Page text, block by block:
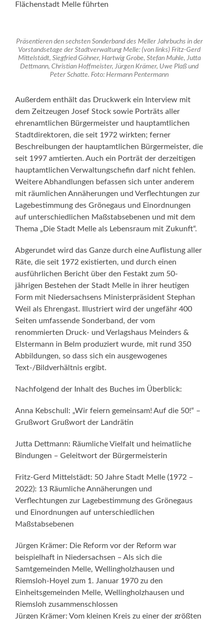
Flächenstadt Melle führten
Präsentieren den sechsten Sonderband des Meller Jahrbuchs in der
Vorstandsetage der Stadtverwaltung Melle: (von links) Fritz-Gerd
Mittelstädt, Siegfried Göhner, Hartwig Grobe, Stefan Muhle, Jutta
Dettmann, Christian Hoffmeister, Jürgen Krämer, Uwe Plaß und
Peter Schatte. Foto: Hermann Pentermann
Außerdem enthält das Druckwerk ein Interview mit
dem Zeitzeugen Josef Stock sowie Porträts aller
ehrenamtlichen Bürgermeister und hauptamtlichen
Stadtdirektoren, die seit 1972 wirkten; ferner
Beschreibungen der hauptamtlichen Bürgermeister, die
seit 1997 amtierten. Auch ein Porträt der derzeitigen
hauptamtlichen Verwaltungschefin darf nicht fehlen.
Weitere Abhandlungen befassen sich unter anderem
mit räumlichen Annäherungen und Verflechtungen zur
Lagebestimmung des Grönegaus und Einordnungen
auf unterschiedlichen Maßstabsebenen und mit dem
Thema „Die Stadt Melle als Lebensraum mit Zukunft“.
Abgerundet wird das Ganze durch eine Auflistung aller
Räte, die seit 1972 existierten, und durch einen
ausführlichen Bericht über den Festakt zum 50-
jährigen Bestehen der Stadt Melle in ihrer heutigen
Form mit Niedersachsens Ministerpräsident Stephan
Weil als Ehrengast. Illustriert wird der ungefähr 400
Seiten umfassende Sonderband, der vom
renommierten Druck- und Verlagshaus Meinders &
Elstermann in Belm produziert wurde, mit rund 350
Abbildungen, so dass sich ein ausgewogenes
Text-/Bildverhältnis ergibt.
Nachfolgend der Inhalt des Buches im Überblick:
Anna Kebschull: „Wir feiern gemeinsam! Auf die 50!“ –
Grußwort Grußwort der Landrätin
Jutta Dettmann: Räumliche Vielfalt und heimatliche
Bindungen – Geleitwort der Bürgermeisterin
Fritz-Gerd Mittelstädt: 50 Jahre Stadt Melle (1972 –
2022): 13 Räumliche Annäherungen und
Verflechtungen zur Lagebestimmung des Grönegaus
und Einordnungen auf unterschiedlichen
Maßstabsebenen
Jürgen Krämer: Die Reform vor der Reform war
beispielhaft in Niedersachsen – Als sich die
Samtgemeinden Melle, Wellingholzhausen und
Riemsloh-Hoyel zum 1. Januar 1970 zu den
Einheitsgemeinden Melle, Wellingholzhausen und
Riemsloh zusammenschlossen
Jürgen Krämer: Vom kleinen Kreis zu einer der größten